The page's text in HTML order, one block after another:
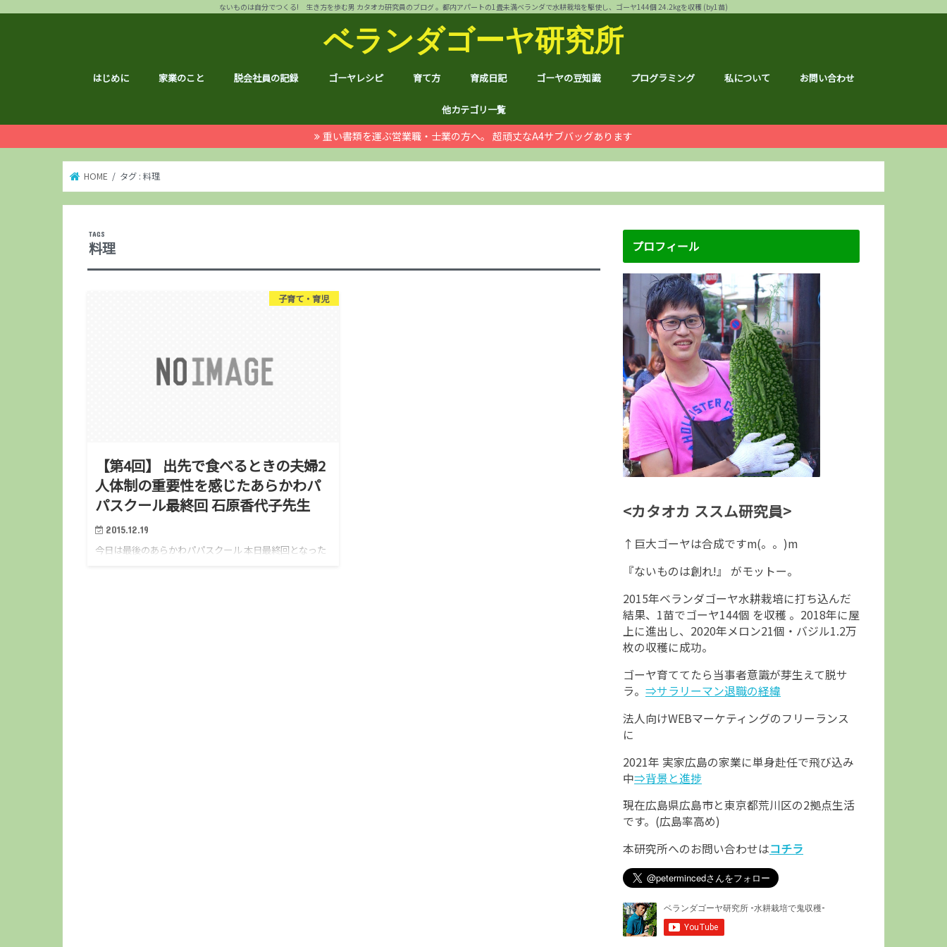
ないものは自分でつくる! 生き方を歩む男 カタオカ研究員のブログ 。都内アパートの1畳未満ベランダで水耕栽培を駆使し、ゴーヤ144個 24.2kgを収穫 (by1苗)
ベランダゴーヤ研究所
はじめに 家業のこと 脱会社員の記録 ゴーヤレシピ 育て方
自動給水装置
ハイポニカ水耕栽培とは
ノウハウ
育成日記
ほんわか
日常
月例報告
収支決算
ゴーヤの豆知識 プログラミング 私について お問い合わせ
他カテゴリ一覧
ゴジラ
空き家
PC・スマホ
シャープ
ドローン
ブログ運営 月次運営報告
ノウハウ
ブロフェス
ムダ知識 顔ハメ
お宝記事
サカナクション
ハンドメイド
マラソン 上野の森ハーフマラソン
荒川リバーサイドマラソン
久喜マラソン
体幹トレーニング
RX100
子育て
#地域ブログ 地元広島のこと
北区のこと
荒川区のこと
台東区のこと
茨城のこと
京都のこと
グルメ
株式投資・お金 個別銘柄分析
株主総会レポ
株主優待
雑貨屋ブルドッグ
仮想通貨
本多静六
お得な節約情報
ふるさと納税
重い書類を運ぶ営業職・士業の方へ。 超頑丈なA4サブバッグあります
HOME タグ : 料理
料理
子育て・育児
【第4回】 出先で食べるときの夫婦2
人体制の重要性を感じたあらかわパ
パスクール最終回 石原香代子先生
2015.12.19
今日は最後のあらかわパパスクール 本日最終回となった
プロフィール
<カタオカ ススム研究員>
↑巨大ゴーヤは合成ですm(。。)m
『ないものは創れ!』 がモットー。
2015年ベランダゴーヤ水耕栽培に打ち込んだ
結果、1苗でゴーヤ144個 を収穫 。2018年に屋
上に進出し、2020年メロン21個・バジル1.2万
枚の収穫に成功。
ゴーヤ育ててたら当事者意識が芽生えて脱サ
ラ。 ⇒サラリーマン退職の経緯
法人向けWEBマーケティングのフリーランス
に
2021年 実家広島の家業に単身赴任で飛び込み
中⇒背景と進捗
現在広島県広島市と東京都荒川区の2拠点生活
です。(広島率高め)
本研究所へのお問い合わせはコチラ